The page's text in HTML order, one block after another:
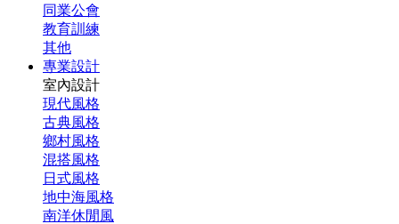
同業公會
教育訓練
其他
專業設計
室內設計
現代風格
古典風格
鄉村風格
混搭風格
日式風格
地中海風格
南洋休閒風